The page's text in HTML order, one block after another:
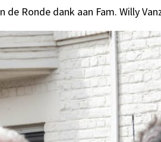
de Ronde dank aan Fam. Willy